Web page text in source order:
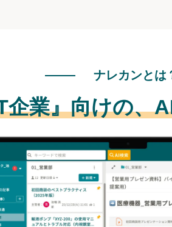
ナレカンとは
企業』向けの、